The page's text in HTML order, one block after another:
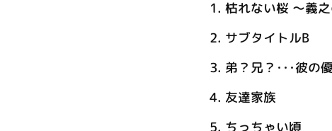
1. 枯れない桜 ～義
2. サブタイトルB
3. 弟？兄？･･･彼の
4. 友達家族
5. ちっちゃい頃